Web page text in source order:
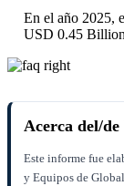
En el año 2025,
USD 0.45
Acerca del/
Este informe fue
y Equipos de